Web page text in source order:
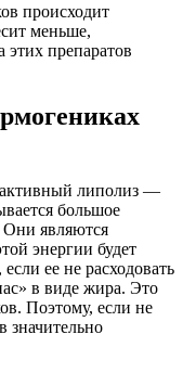
происходит
меньше,
препаратов
липолиз —
большое
Они являются
энергии будет
ее не расходовать
в виде жира. Это
Поэтому, если не
значительно